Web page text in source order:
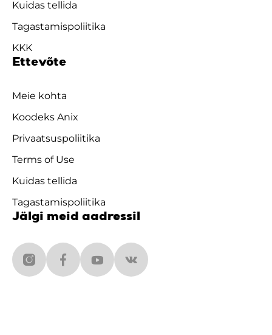
Kuidas tellida
Tagastamispoliitika
KKK
Ettevõte
Meie kohta
Koodeks Anix
Privaatsuspoliitika
Terms of Use
Kuidas tellida
Tagastamispoliitika
Jälgi meid aadressil